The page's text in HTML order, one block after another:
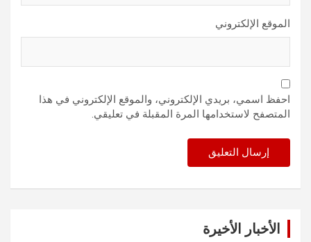
الموقع الإلكتروني
احفظ اسمي، بريدي الإلكتروني، والموقع الإلكتروني في هذا
المتصفح لاستخدامها المرة المقبلة في تعليقي.
الأخبار الأخيرة